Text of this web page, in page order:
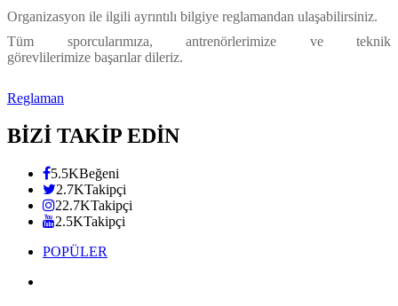
Organizasyon ile ilgili ayrıntılı bilgiye reglamandan ulaşabilirsiniz.
Tüm sporcularımıza, antrenörlerimize ve teknik
görevlilerimize başarılar dileriz.
Reglaman
BİZİ TAKİP EDİN
5.5KBeğeni
2.7KTakipçi
22.7KTakipçi
2.5KTakipçi
POPÜLER